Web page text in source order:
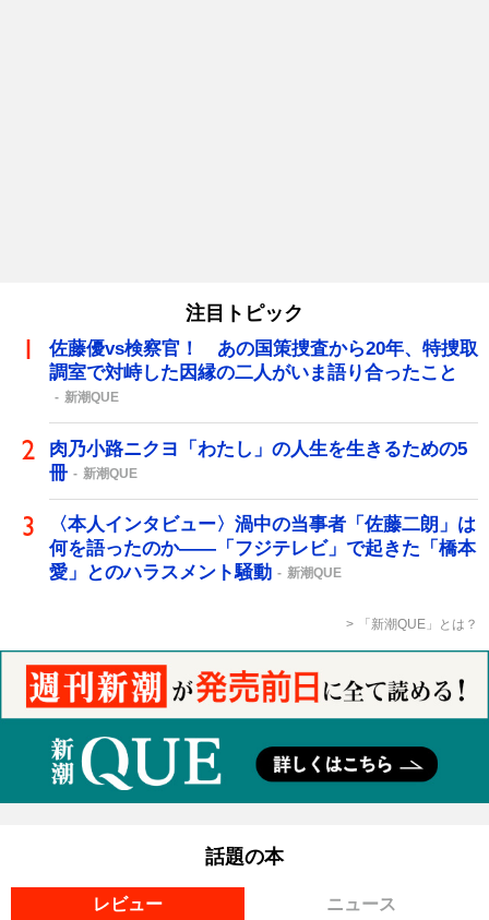
注目トピック
佐藤優vs検察官！ あの国策捜査から20年、特捜取
調室で対峙した因縁の二人がいま語り合ったこと
新潮QUE
肉乃小路ニクヨ「わたし」の人生を生きるための5
冊
新潮QUE
〈本人インタビュー〉渦中の当事者「佐藤二朗」は
何を語ったのか――「フジテレビ」で起きた「橋本
愛」とのハラスメント騒動
新潮QUE
「新潮QUE」とは？
話題の本
レビュー ニュース